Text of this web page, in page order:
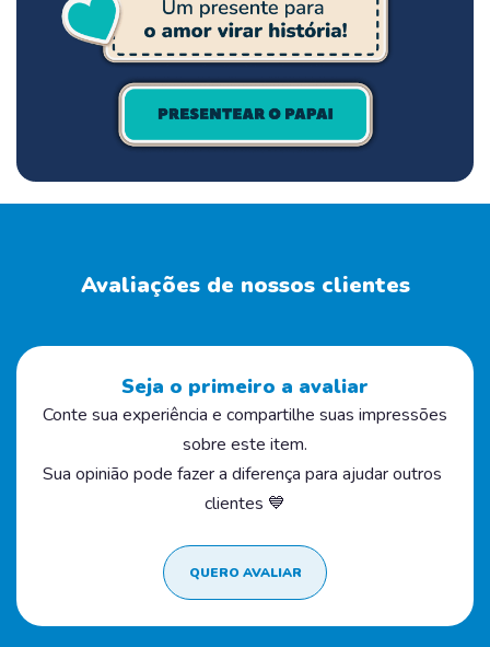
Avaliações de nossos clientes
Seja o primeiro a avaliar
Conte sua experiência e compartilhe suas impressões
sobre este item.
Sua opinião pode fazer a diferença para ajudar outros
clientes 💙
QUERO AVALIAR